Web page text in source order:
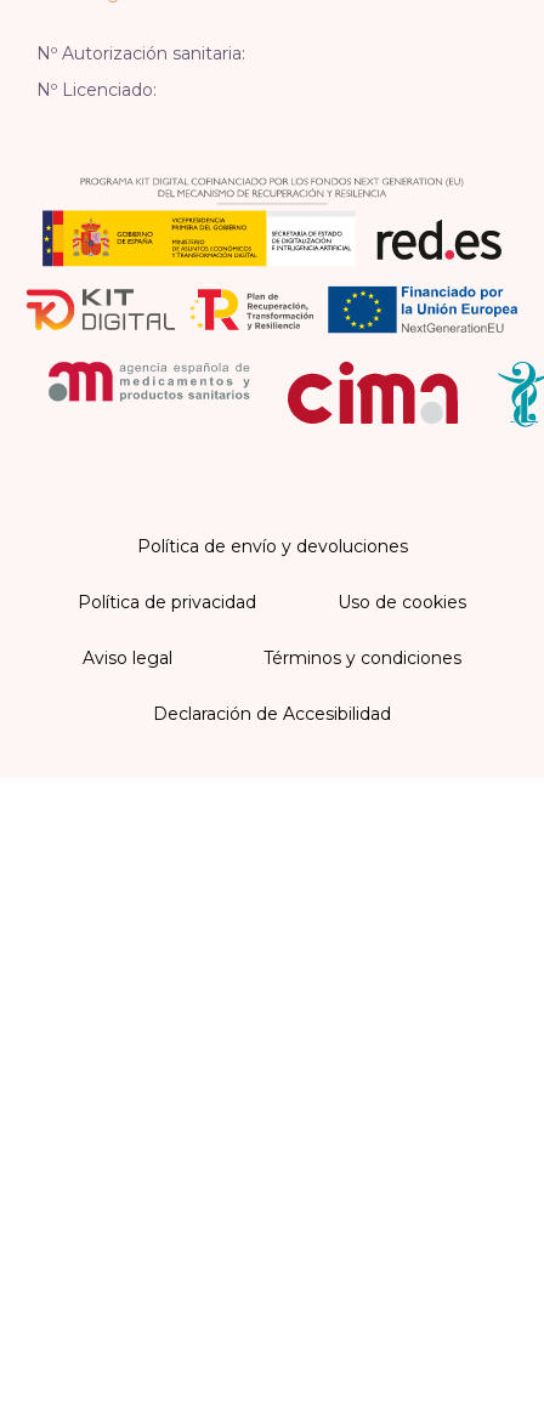
Nº Autorización sanitaria:
Nº Licenciado:
Política de envío y devoluciones
Política de privacidad Uso de cookies
Aviso legal Términos y condiciones
Declaración de Accesibilidad